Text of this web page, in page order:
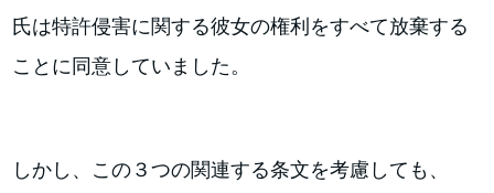
氏は特許侵害に関する彼女の権利をすべて放棄する
ことに同意していました。
しかし、この３つの関連する条文を考慮しても、